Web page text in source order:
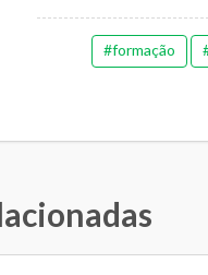
#formação